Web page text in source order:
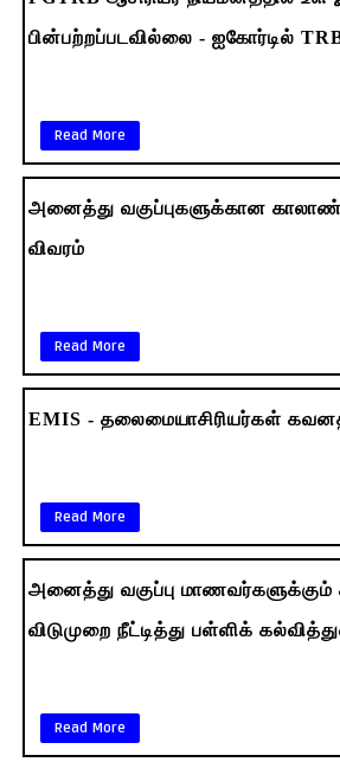
பின்பற்றப்படவில்லை - ஐகோர்டில்
Read More
அனைத்து வகுப்புகளுக்கான
விவரம்
Read More
EMIS - தலைமையாசிரியர்கள்
Read More
அனைத்து வகுப்பு மாணவர்களுக்கும்
விடுமுறை நீட்டித்து பள்ளிக்
Read More